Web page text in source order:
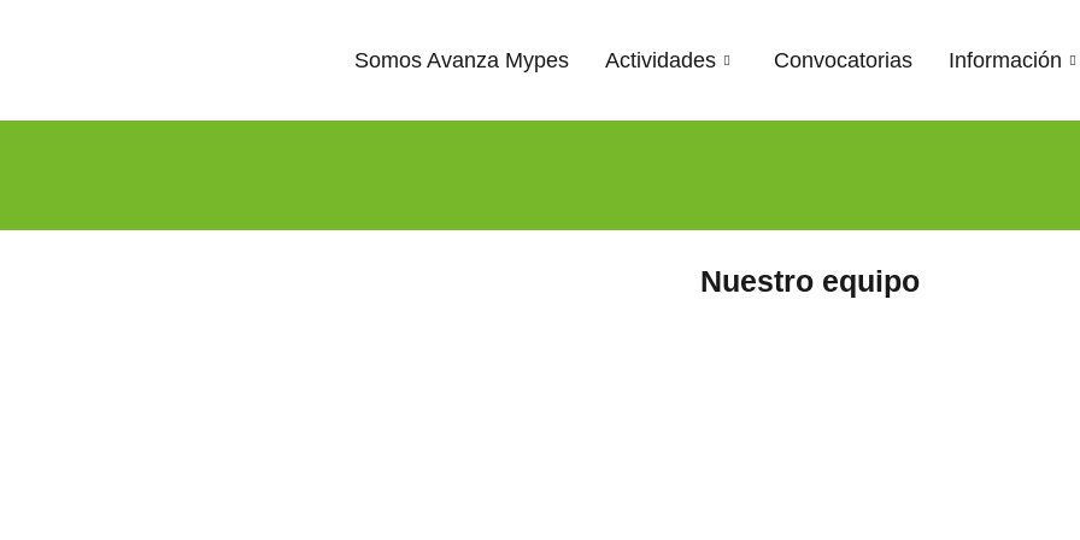
Somos Avanza Mypes Actividades Convocatorias Información
Nuestro equipo